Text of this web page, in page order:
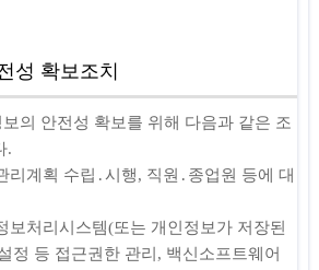
성 확보조치
의 안전성 확보를 위해 다음과 같은 조
.
리계획 수립․시행, 직원․종업원 등에 대
보처리시스템(또는 개인정보가 저장된
정 등 접근권한 관리, 백신소프트웨어